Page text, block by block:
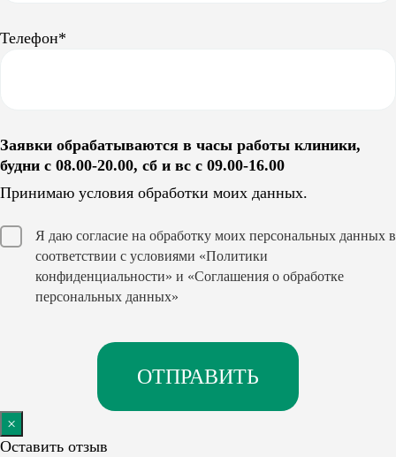
Телефон*
Заявки обрабатываются в часы работы клиники,
будни с 08.00-20.00, сб и вс с 09.00-16.00
Принимаю условия обработки моих данных.
Я даю согласие на обработку моих персональных данных в
соответствии с условиями «Политики
конфиденциальности» и «Соглашения о обработке
персональных данных»
×
Оставить отзыв